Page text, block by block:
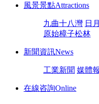
風景景點Attractions
九曲十八灣 日
原始樟子松林
新聞資訊News
工業新聞 媒體
在線咨詢Online